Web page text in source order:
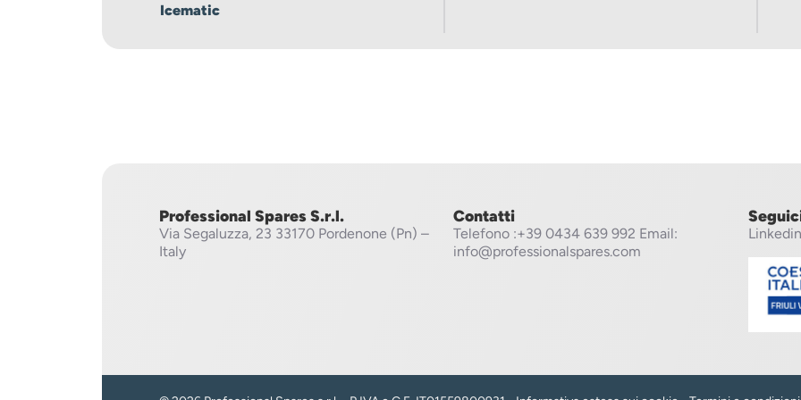
Icematic
Professional Spares S.r.l.
Via Segaluzza, 23 33170 Pordenone (Pn) –
Italy
Contatti
Telefono :+39 0434 639 992 Email:
info@professionalspares.com
Linkedin